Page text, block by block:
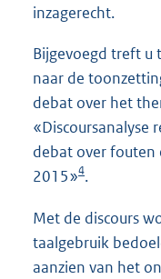
inzagerecht.
Bijgevoegd treft u
naar de
debat over het
«Discoursanalyse
debat over fouten
2015»4.
Met de discours
taalgebruik
aanzien van het